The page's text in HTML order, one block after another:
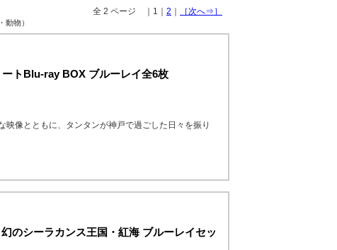
全 2 ページ ｜1｜ 2 ［次へ⇒］
動物）
ートBlu-ray BOX ブルーレイ全6枚
像とともに、タンタンが神戸で過ごした日々を振り
シーラカンス王国・紅海 ブルーレイセッ